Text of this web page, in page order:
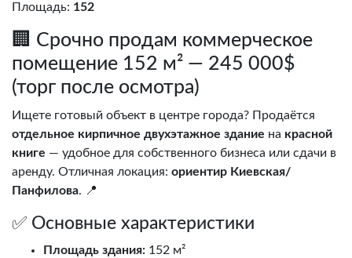
Площадь: 152
🏢 Срочно продам коммерческое
помещение 152 м² — 245 000$
(торг после осмотра)
Ищете готовый объект в центре города? Продаётся
отдельное кирпичное двухэтажное здание на красной
книге — удобное для собственного бизнеса или сдачи в
аренду. Отличная локация: ориентир Киевская/
Панфилова. 📍
✅ Основные характеристики
Площадь здания: 152 м²